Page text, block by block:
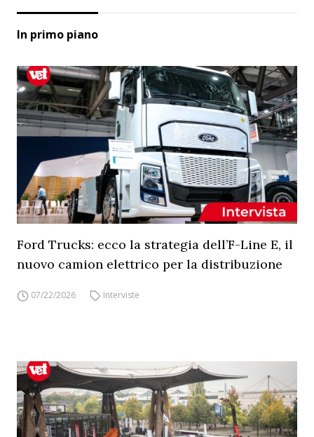
In primo piano
Ford Trucks: ecco la strategia dell’F-Line E, il
nuovo camion elettrico per la distribuzione
07/22/2026 Interviste